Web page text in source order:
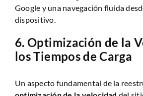
Google y una navegación fluida
dispositivo.
6.Optimización de la
los Tiempos de Carga
Un aspecto fundamental de la